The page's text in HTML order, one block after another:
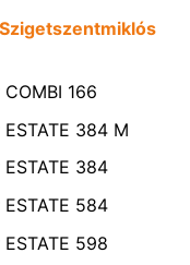
166
384 M
384
584
598